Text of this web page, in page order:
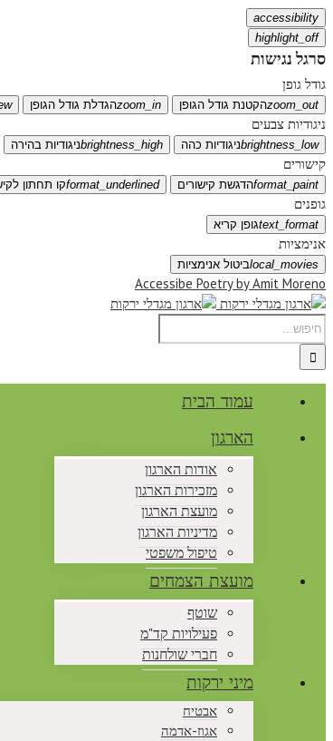
accessibility
highlight_off
סרגל נגישות
גודל גופן
zoom_outהקטנת גודל הגופן zoom_inהגדלת גודל הגופן
ניגודיות צבעים
brightness_lowניגודיות כהה brightness_highניגודיות בהירה
קישורים
format_paintהדגשת קישורים format_underlinedקו תחתון
גופנים
text_formatגופן קריא
אנימציות
local_moviesביטול אנימציות
Accessibe Poetry by Amit Moreno
עמוד הבית
הארגון
אודות הארגון
מזכירות הארגון
מועצת הארגון
מדיניות הארגון
טיפול משפטי
מועצת הצמחים
שוטף
פעילויות קד"מ
חברי שולחנות
מיני ירקות
אבטיח
אגוז-אדמה